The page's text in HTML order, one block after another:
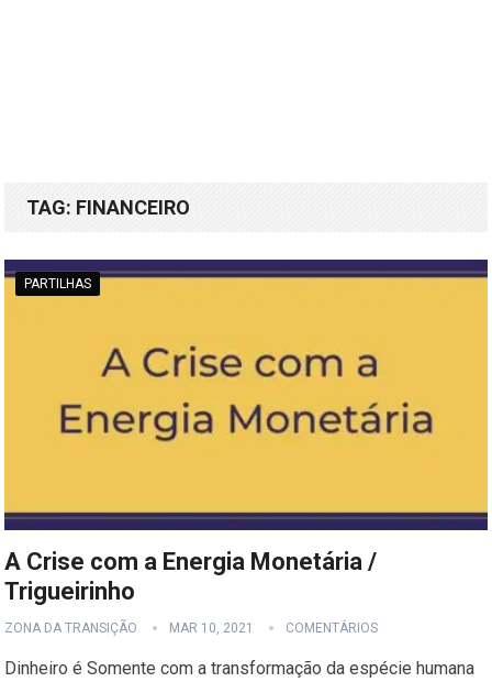
TAG: FINANCEIRO
PARTILHAS
A Crise com a Energia Monetária /
Trigueirinho
ZONA DA TRANSIÇÃO MAR 10, 2021 COMENTÁRIOS
Dinhe­iro é Somen­te com a transformaç­ão da espéc­ie humana